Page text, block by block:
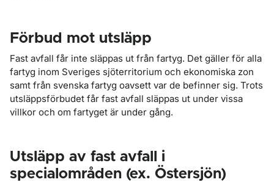
Förbud mot utsläpp
Fast avfall får inte släppas ut från fartyg. Det gäller för alla
fartyg inom Sveriges sjöterritorium och ekonomiska zon
samt från svenska fartyg oavsett var de befinner sig. Trots
utsläppsförbudet får fast avfall släppas ut under vissa
villkor och om fartyget är under gång.
Utsläpp av fast avfall i
specialområden (ex. Östersjön)